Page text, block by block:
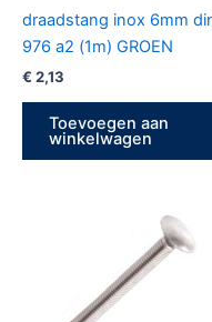
draadstang inox 6mm
976 a2 (1m) GROEN
€ 2,13
Toevoegen aan
winkelwagen